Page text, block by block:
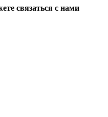
связаться с нами